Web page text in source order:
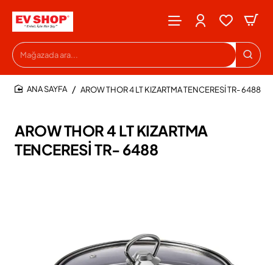
Mağazada
ara...
AROW THOR 4 LT KIZARTMA
TENCERESİ TR- 6488
AROW THOR 4 LT KIZARTMA TENCERESİ TR- 6488